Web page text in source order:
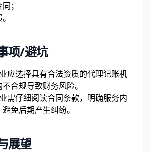
；
项/避坑
应选择具有合法资质的代理记账机
合规导致财务风险。
需仔细阅读合同条款，明确服务内
免后期产生纠纷。
展望